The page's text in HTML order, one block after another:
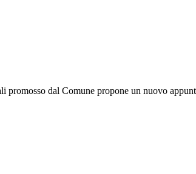
dal Comune propone un nuovo